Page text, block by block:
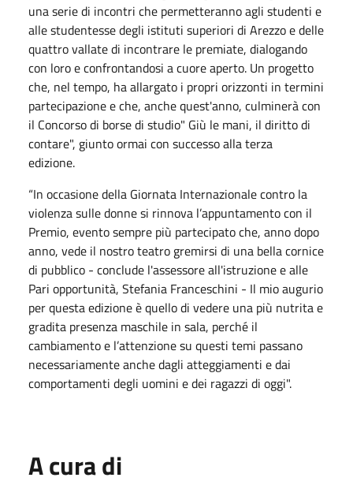
una serie di incontri che permetteranno agli studenti e
alle studentesse degli istituti superiori di Arezzo e delle
quattro vallate di incontrare le premiate, dialogando
con loro e confrontandosi a cuore aperto. Un progetto
che, nel tempo, ha allargato i propri orizzonti in termini
partecipazione e che, anche quest'anno, culminerà con
il Concorso di borse di studio" Giù le mani, il diritto di
contare", giunto ormai con successo alla terza
edizione.
“In occasione della Giornata Internazionale contro la
violenza sulle donne si rinnova l’appuntamento con il
Premio, evento sempre più partecipato che, anno dopo
anno, vede il nostro teatro gremirsi di una bella cornice
di pubblico - conclude l'assessore all'istruzione e alle
Pari opportunità, Stefania Franceschini - Il mio augurio
per questa edizione è quello di vedere una più nutrita e
gradita presenza maschile in sala, perché il
cambiamento e l’attenzione su questi temi passano
necessariamente anche dagli atteggiamenti e dai
comportamenti degli uomini e dei ragazzi di oggi".
A cura di